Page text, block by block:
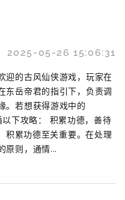
2025-05-26 15:06:31
迎的古风仙侠游戏，玩家在
东岳帝君的指引下，负责调
。若想获得游戏中的
下攻略： 积累功德，善待
累功德至关重要。在处理
原则，通情...